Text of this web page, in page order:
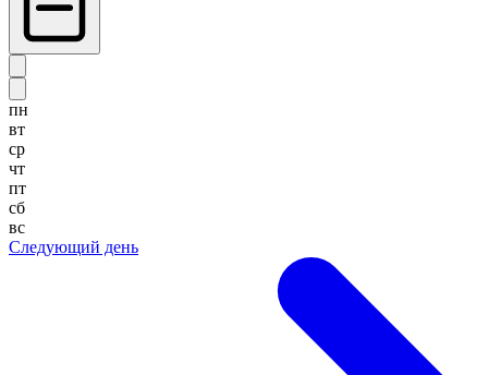
пн
вт
ср
чт
пт
сб
вс
Следующий день